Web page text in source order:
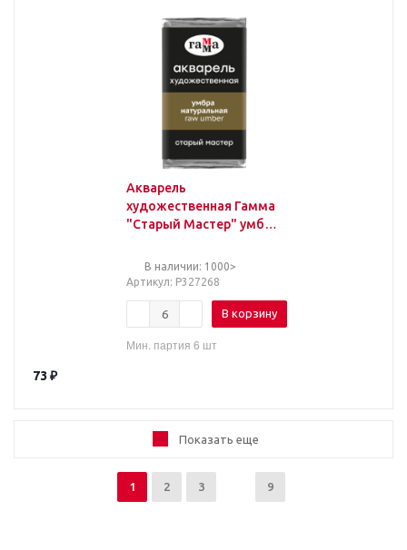
Акварель
художественная Гамма
"Старый Мастер" умбра
кювета
В наличии: 1000>
Артикул: Р327268
В корзину
Мин. партия 6 шт
73 ₽
Показать еще
1 2 3 9